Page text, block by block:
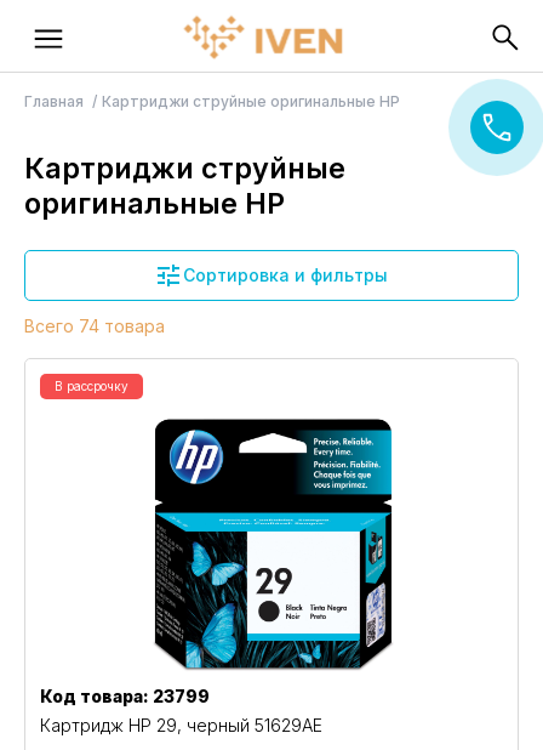
Главная Картриджи струйные оригинальные HP
Картриджи струйные
оригинальные HP
Сортировка и фильтры
Всего 74 товара
В рассрочку
Код товара: 23799
Картридж HP 29, черный 51629AE